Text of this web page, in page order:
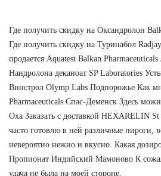
Где получить скидку на Оксандролон
Где получить скидку на Туринабол
продается Aquatest Balkan
Нандролона деканоат SP Laboratories
Винстрол Olymp Labs Подпорожье Как
Pharmaceuticals Спас-Деменск Здесь
Оха Заказать с доставкой HEXARELIN
часто готовлю в ней различные пироги,
невероятно нежно и вкусно. Какая
Пропионат Индийский Мамоново К
удача не была на моей стороне.